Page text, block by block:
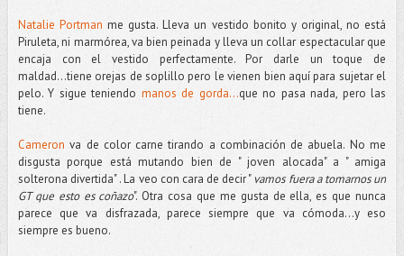
Natalie Portman me gusta. Lleva un vestido bonito y original, no está
Piruleta, ni marmórea, va bien peinada y lleva un collar espectacular que
encaja con el vestido perfectamente. Por darle un toque de
maldad...tiene orejas de soplillo pero le vienen bien aquí para sujetar el
pelo. Y sigue teniendo manos de gorda...que no pasa nada, pero las
tiene.
Cameron va de color carne tirando a combinación de abuela. No me
disgusta porque está mutando bien de " joven alocada" a " amiga
solterona divertida" . La veo con cara de decir " vamos fuera a tomarnos un
GT que esto es coñazo". Otra cosa que me gusta de ella, es que nunca
parece que va disfrazada, parece siempre que va cómoda...y eso
siempre es bueno.